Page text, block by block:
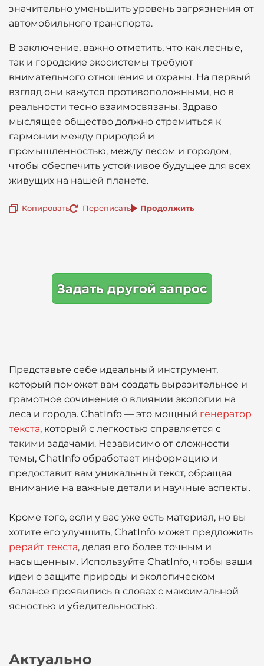
значительно уменьшить уровень загрязнения от
автомобильного транспорта.
В заключение, важно отметить, что как лесные,
так и городские экосистемы требуют
внимательного отношения и охраны. На первый
взгляд они кажутся противоположными, но в
реальности тесно взаимосвязаны. Здраво
мыслящее общество должно стремиться к
гармонии между природой и
промышленностью, между лесом и городом,
чтобы обеспечить устойчивое будущее для всех
живущих на нашей планете.
Копировать Переписать Продолжить
Задать другой запрос
Представьте себе идеальный инструмент,
который поможет вам создать выразительное и
грамотное сочинение о влиянии экологии на
леса и города. ChatInfo — это мощный генератор
текста, который с легкостью справляется с
такими задачами. Независимо от сложности
темы, ChatInfo обработает информацию и
предоставит вам уникальный текст, обращая
внимание на важные детали и научные аспекты.
Кроме того, если у вас уже есть материал, но вы
хотите его улучшить, ChatInfo может предложить
рерайт текста, делая его более точным и
насыщенным. Используйте ChatInfo, чтобы ваши
идеи о защите природы и экологическом
балансе проявились в словах с максимальной
ясностью и убедительностью.
Актуально